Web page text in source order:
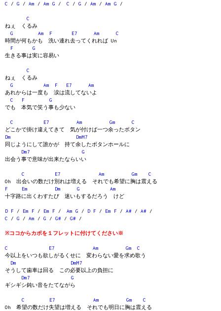
C / G / Am / Am G / C / G / Am / Am G /
C
ねぇ くるみ
G
Am F E7 Am
C
時間が何もかも 洗い連れ去ってくれれば Un
F
G
生きる事は実に容易い
C
ねぇ くるみ
G
Am F E7
Am
あれからは一度も 涙は流してないよ
C
F
G
でも 本気で笑う事も少ない
C E7 Am Gm
C
どこかで掛け違えてきて 気が付けば一つ余ったボタン
Dm
DmM7
同じようにして誰かが 持て余したボタンホールに
Dm7
G
出会う事で意味が出来たならいい
C E7 Am Gm
C
Oh 出会いの数だけ別れは増える それでも希望に胸は震える
F
Em Dm G
Am
十字路に出くわすたび 迷いもするだろう けど
D F / Em F / Em F / Am G / D F / Em F / A# / A# /
C / G / Am / G / G# / G# /
※ココからカポを１フレットに付けてください※
C E7 Am Gm
C
今以上をいつも欲しがるくせに 変わらない愛を求め歌う
Dm
DmM7
そうして歯車は回る この必要以上の負担に
Dm7
G
ギシギシ鈍い音をたてながら
C E7 Am Gm
C
Oh 希望の数だけ失望は増える それでも明日に胸は震える